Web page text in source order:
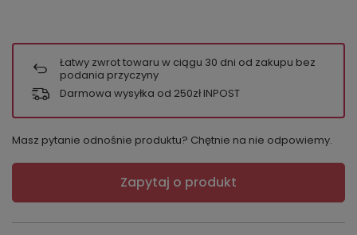
Łatwy zwrot towaru w ciągu 30 dni od zakupu bez
podania przyczyny
Darmowa wysyłka od 250zł INPOST
Masz pytanie odnośnie produktu? Chętnie na nie odpowiemy.
Zapytaj o produkt